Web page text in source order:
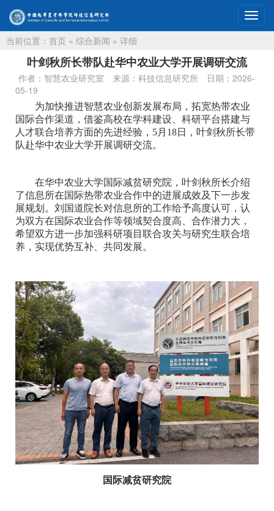
切
换
当前位置： 首页 » 综合新闻 » 详细
叶剑秋所长带队赴华中农业大学开展调研交流
作者：智慧农业研究室 来源：科技信息研究所
日期：2026-
05-19
为加快推进智慧农业创新发展布局，拓宽热带农业
国际合作渠道，借鉴高校在学科建设、科研平台搭建与
人才联合培养方面的先进经验，5月18日，叶剑秋所长带
队赴华中农业大学开展调研交流。
在华中农业大学国际减贫研究院，叶剑秋所长介绍
了信息所在国际热带农业合作中的进展成效及下一步发
展规划。刘国道院长对信息所的工作给予高度认可，认
为双方在国际农业合作等领域契合度高、合作潜力大，
希望双方进一步加强科研项目联合攻关与研究生联合培
养，实现优势互补、共同发展。
国际减贫研究院